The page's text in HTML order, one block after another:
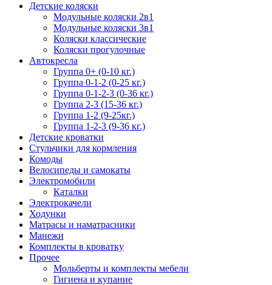
Детские коляски
Модульные коляски 2в1
Модульные коляски 3в1
Коляски классические
Коляски прогулочные
Автокресла
Группа 0+ (0-10 кг.)
Группа 0-1-2 (0-25 кг.)
Группа 0-1-2-3 (0-36 кг.)
Группа 2-3 (15-36 кг.)
Группа 1-2 (9-25кг.)
Группа 1-2-3 (9-36 кг.)
Детские кроватки
Стульчики для кормления
Комоды
Велосипеды и самокаты
Электромобили
Каталки
Электрокачели
Ходунки
Матрасы и наматрасники
Манежи
Комплекты в кроватку
Прочее
Мольберты и комплекты мебели
Гигиена и купание